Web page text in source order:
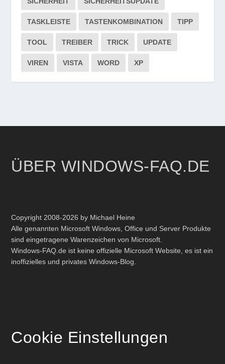
TASKLEISTE TASTENKOMBINATION TIPP
TOOL TREIBER TRICK UPDATE
VIREN VISTA WORD XP
ÜBER WINDOWS-FAQ.DE
Copyright 2008-2026 by Michael Heine
Alle genannten Microsoft Windows, Office und Server Produkte
sind eingetragene Warenzeichen von Microsoft.
Windows-FAQ.de ist keine offizielle Microsoft Website, es ist ein
inoffizielles und privates Windows-Blog.
Cookie Einstellungen